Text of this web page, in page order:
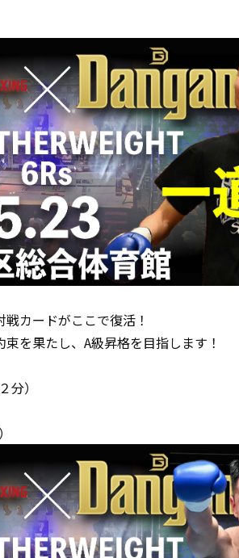
カードがここで復活！
を果たし、A級昇格を目指します！
）